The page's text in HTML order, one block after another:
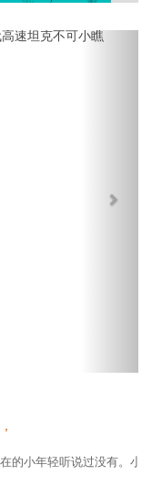
的小年轻听说过没有。小